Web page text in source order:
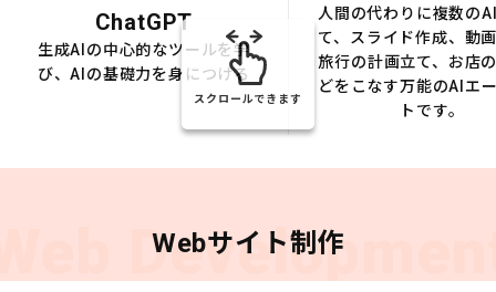
ChatGPT
生成AIの中心的なツールを学
び、AIの基礎力を身につける
人間の代わりに複数の
て、スライド作成、動
旅行の計画立て、お店
どをこなす万能のAIエ
トです。
スクロールできます
Webサイト制作